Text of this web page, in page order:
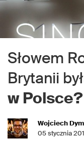
Słowem
Brytanii
w Polsce?
Wojciech
05 stycznia